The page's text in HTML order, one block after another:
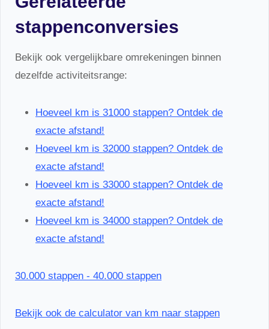
stappenconversies
Bekijk ook vergelijkbare omrekeningen binnen
dezelfde activiteitsrange:
Hoeveel km is 31000 stappen? Ontdek de
exacte afstand!
Hoeveel km is 32000 stappen? Ontdek de
exacte afstand!
Hoeveel km is 33000 stappen? Ontdek de
exacte afstand!
Hoeveel km is 34000 stappen? Ontdek de
exacte afstand!
30.000 stappen - 40.000 stappen
Bekijk ook de calculator van km naar stappen